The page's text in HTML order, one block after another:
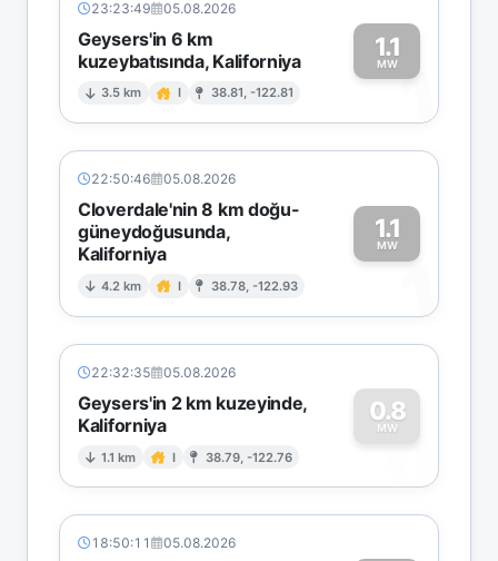
23:23:49 05.08.2026
Geysers'in 6 km
kuzeybatısında, Kaliforniya
3.5 km I 38.81, -122.81
1.1
MW1
22:50:46 05.08.2026
Cloverdale'nin 8 km doğu-
güneydoğusunda,
Kaliforniya
4.2 km I 38.78, -122.93
1.1
MW
1
22:32:35 05.08.2026
Geysers'in 2 km kuzeyinde,
Kaliforniya
1.1 km I 38.79, -122.76
0.8
MW
0
18:50:11 05.08.2026